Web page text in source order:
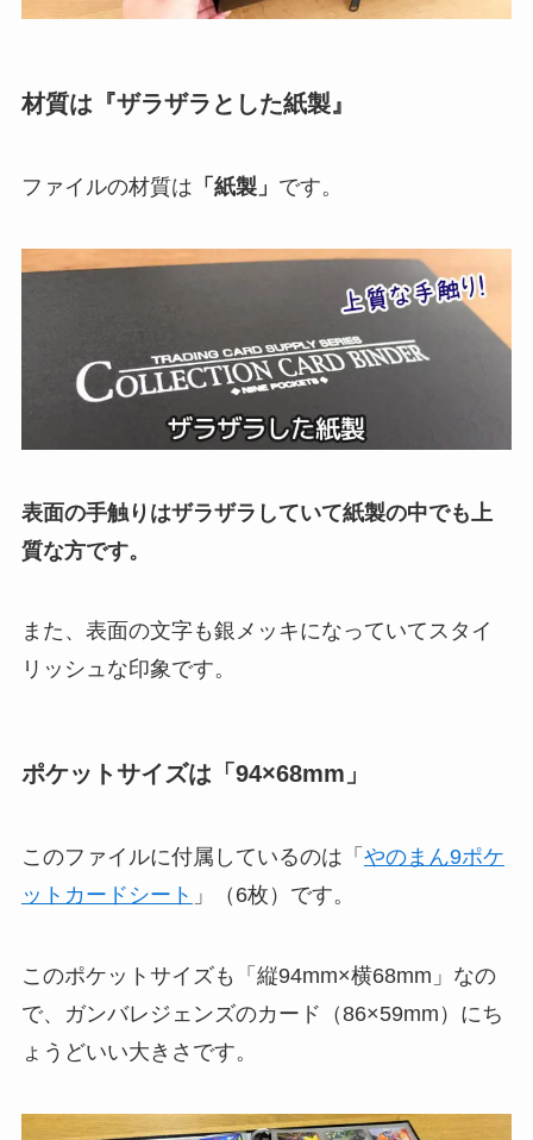
材質は『ザラザラとした紙製』
ファイルの材質は 「紙製」 です。
表面の手触りはザラザラしていて紙製の中でも上
質な方です。
また、表面の文字も銀メッキになっていてスタイ
リッシュな印象です。
ポケットサイズは「94×68mm」
このファイルに付属しているのは「 やのまん9ポケ
ットカードシート 」（6枚）です。
このポケットサイズも「縦94mm×横68mm」なの
で、ガンバレジェンズのカード（86×59mm）にち
ょうどいい大きさです。